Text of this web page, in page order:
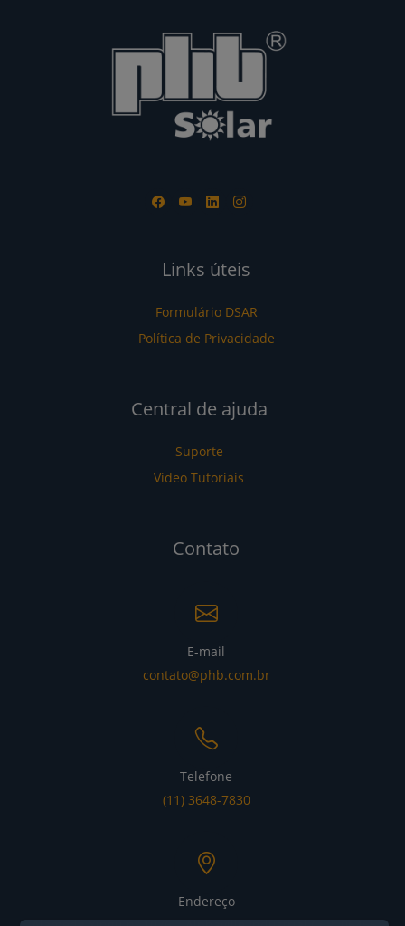
Links úteis
Formulário DSAR
Política de Privacidade
Central de ajuda
Suporte
Video Tutoriais
Contato
E-mail
contato@phb.com.br
Telefone
(11) 3648-7830
Endereço